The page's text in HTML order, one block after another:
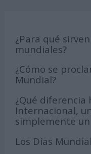
¿Para qué
mundiales?
¿Cómo se
Mundial?
¿Qué diferencia
Internacional,
simplemente un
Los Días